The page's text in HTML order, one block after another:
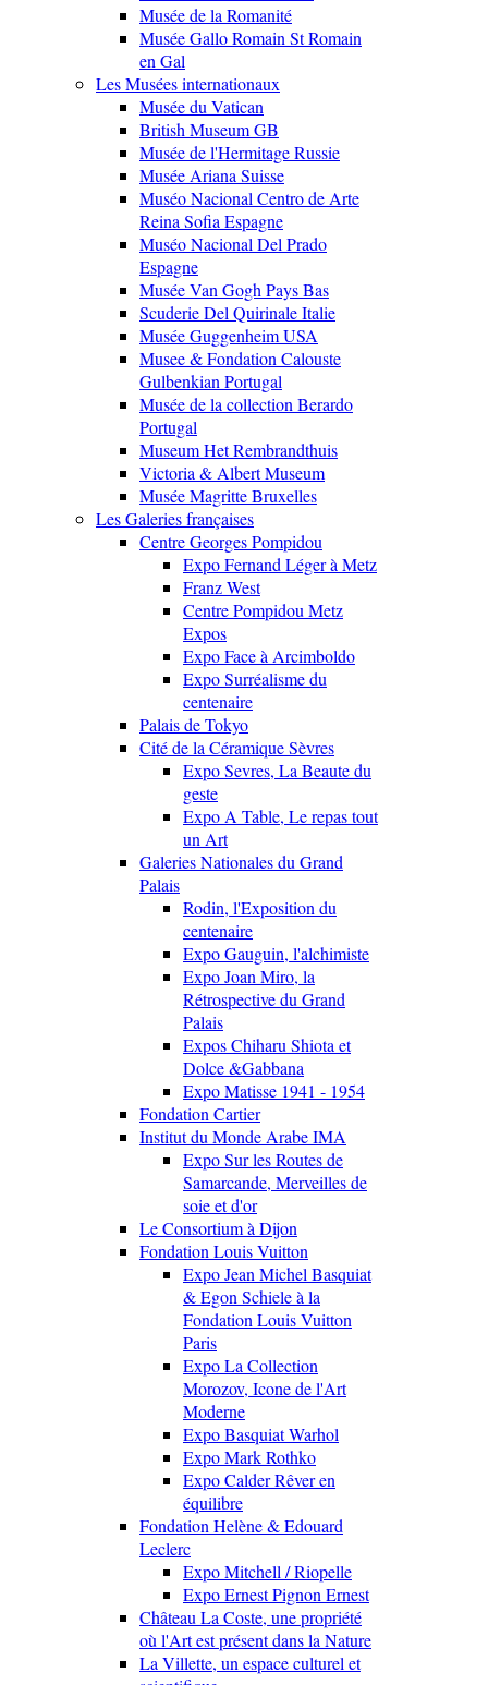
Musée de la Romanité
Musée Gallo Romain St Romain
en Gal
Les Musées internationaux
Musée du Vatican
British Museum GB
Musée de l'Hermitage Russie
Musée Ariana Suisse
Muséo Nacional Centro de Arte
Reina Sofia Espagne
Muséo Nacional Del Prado
Espagne
Musée Van Gogh Pays Bas
Scuderie Del Quirinale Italie
Musée Guggenheim USA
Musee & Fondation Calouste
Gulbenkian Portugal
Musée de la collection Berardo
Portugal
Museum Het Rembrandthuis
Victoria & Albert Museum
Musée Magritte Bruxelles
Les Galeries françaises
Centre Georges Pompidou
Expo Fernand Léger à Metz
Franz West
Centre Pompidou Metz
Expos
Expo Face à Arcimboldo
Expo Surréalisme du
centenaire
Palais de Tokyo
Cité de la Céramique Sèvres
Expo Sevres, La Beaute du
geste
Expo A Table, Le repas tout
un Art
Galeries Nationales du Grand
Palais
Rodin, l'Exposition du
centenaire
Expo Gauguin, l'alchimiste
Expo Joan Miro, la
Rétrospective du Grand
Palais
Expos Chiharu Shiota et
Dolce &Gabbana
Expo Matisse 1941 - 1954
Fondation Cartier
Institut du Monde Arabe IMA
Expo Sur les Routes de
Samarcande, Merveilles de
soie et d'or
Le Consortium à Dijon
Fondation Louis Vuitton
Expo Jean Michel Basquiat
& Egon Schiele à la
Fondation Louis Vuitton
Paris
Expo La Collection
Morozov, Icone de l'Art
Moderne
Expo Basquiat Warhol
Expo Mark Rothko
Expo Calder Rêver en
équilibre
Fondation Helène & Edouard
Leclerc
Expo Mitchell / Riopelle
Expo Ernest Pignon Ernest
Château La Coste, une propriété
où l'Art est présent dans la Nature
La Villette, un espace culturel et